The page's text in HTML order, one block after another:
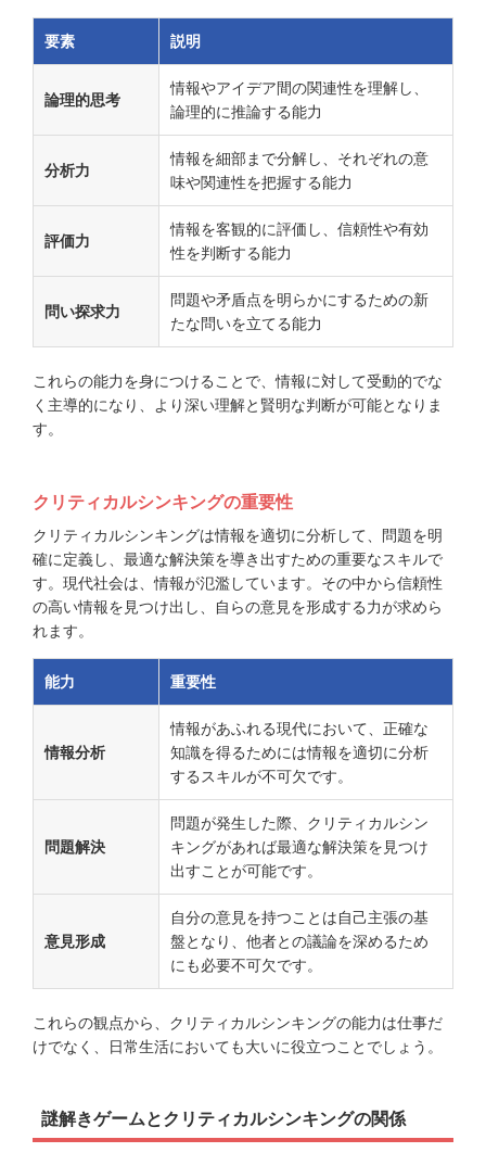
要素 説明
論理的思考
情報やアイデア間の関連性を理解し、
論理的に推論する能力
分析力
情報を細部まで分解し、それぞれの意
味や関連性を把握する能力
評価力
情報を客観的に評価し、信頼性や有効
性を判断する能力
問い探求力
問題や矛盾点を明らかにするための新
たな問いを立てる能力
これらの能力を身につけることで、情報に対して受動的でな
く主導的になり、より深い理解と賢明な判断が可能となりま
す。
クリティカルシンキングの重要性
クリティカルシンキングは情報を適切に分析して、問題を明
確に定義し、最適な解決策を導き出すための重要なスキルで
す。現代社会は、情報が氾濫しています。その中から信頼性
の高い情報を見つけ出し、自らの意見を形成する力が求めら
れます。
能力 重要性
情報分析
情報があふれる現代において、正確な
知識を得るためには情報を適切に分析
するスキルが不可欠です。
問題解決
問題が発生した際、クリティカルシン
キングがあれば最適な解決策を見つけ
出すことが可能です。
意見形成
自分の意見を持つことは自己主張の基
盤となり、他者との議論を深めるため
にも必要不可欠です。
これらの観点から、クリティカルシンキングの能力は仕事だ
けでなく、日常生活においても大いに役立つことでしょう。
謎解きゲームとクリティカルシンキングの関係